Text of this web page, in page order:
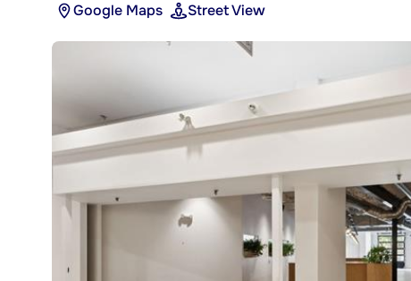
Google Maps
Street View